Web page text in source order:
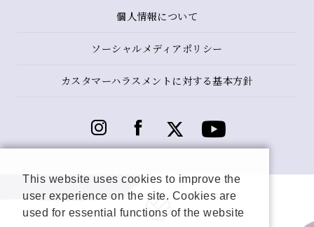
個人情報について
ソーシャルメディアポリシー
カスタマーハラスメントに対する基本方針
This website uses cookies to improve the
user experience on the site. Cookies are
used for essential functions of the website